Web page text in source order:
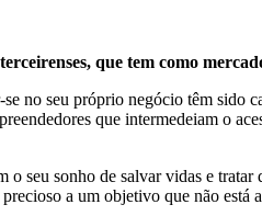
que tem como
no seu próprio negócio têm sido
que intermedeiam o
sonho de salvar vidas e tratar
a um objetivo que não está